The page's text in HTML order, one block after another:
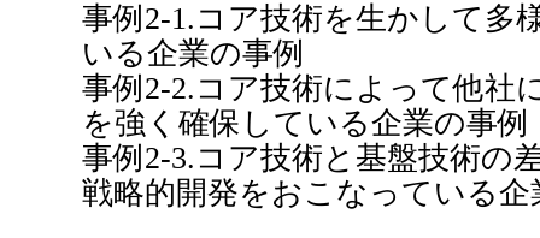
事例2-1.コア技術を生かして多
いる企業の事例
事例2-2.コア技術によって他社
を強く確保している企業の事例
事例2-3.コア技術と基盤技術の
戦略的開発をおこなっている企